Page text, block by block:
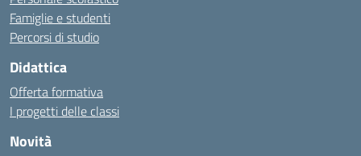
Famiglie e studenti
Percorsi di studio
Didattica
Offerta formativa
I progetti delle classi
Novità